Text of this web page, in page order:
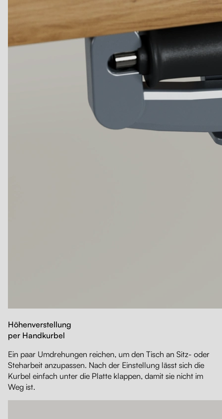
Höhenverstellung
per Handkurbel
Ein paar Umdrehungen reichen, um den Tisch an Sitz- oder
Steharbeit anzupassen. Nach der Einstellung lässt sich die
Kurbel einfach unter die Platte klappen, damit sie nicht im
Weg ist.